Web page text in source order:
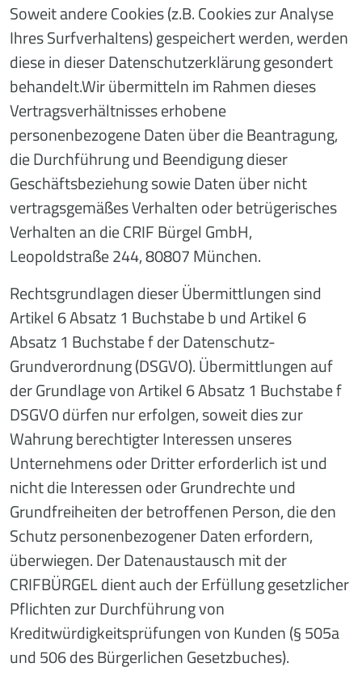
Soweit andere Cookies (z.B. Cookies zur Analyse
Ihres Surfverhaltens) gespeichert werden, werden
diese in dieser Datenschutzerklärung gesondert
behandelt.Wir übermitteln im Rahmen dieses
Vertragsverhältnisses erhobene
personenbezogene Daten über die Beantragung,
die Durchführung und Beendigung dieser
Geschäftsbeziehung sowie Daten über nicht
vertragsgemäßes Verhalten oder betrügerisches
Verhalten an die CRIF Bürgel GmbH,
Leopoldstraße 244, 80807 München.
Rechtsgrundlagen dieser Übermittlungen sind
Artikel 6 Absatz 1 Buchstabe b und Artikel 6
Absatz 1 Buchstabe f der Datenschutz-
Grundverordnung (DSGVO). Übermittlungen auf
der Grundlage von Artikel 6 Absatz 1 Buchstabe f
DSGVO dürfen nur erfolgen, soweit dies zur
Wahrung berechtigter Interessen unseres
Unternehmens oder Dritter erforderlich ist und
nicht die Interessen oder Grundrechte und
Grundfreiheiten der betroffenen Person, die den
Schutz personenbezogener Daten erfordern,
überwiegen. Der Datenaustausch mit der
CRIFBÜRGEL dient auch der Erfüllung gesetzlicher
Pflichten zur Durchführung von
Kreditwürdigkeitsprüfungen von Kunden (§ 505a
und 506 des Bürgerlichen Gesetzbuches).